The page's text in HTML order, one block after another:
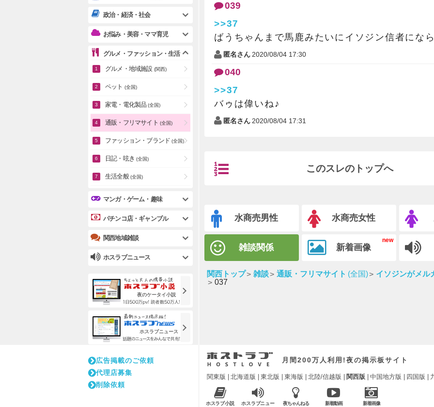
039
>>37
ばうちゃんまで馬鹿みたいにイソジン信者にな
匿名さん2020/08/04 17:30
040
>>37
バゥは偉いね♪
匿名さん 2020/08/04 17:31
このスレのトップへ
水商売男性 水商売女性
雑談関係 新着画像
関西トップ 雑談 通販・フリマサイト (全国)
イソジンがメル
037
月間200万人利用!夜の掲示板サイト
関東版 北海道版 東北版 東海版 北陸/信越版 関西版 中国地方版 四国版
ホスラブ小説
ホスラブニュー
夜ちゃんねる 新着動画 新着画像
政治・経済・社会
お悩み・美容・ママ育児
グルメ・ファッション・生活
グルメ・地域施設 (関西)
ペット (全国)
家電・電化製品 (全国)
通販・フリマサイト (全国)
ファッション・ブランド (全国)
日記・呟き (全国)
生活全般 (全国)
マンガ・ゲーム・趣味
パチンコ店・ギャンブル
関西地域雑談
ホスラブニュース
夜のケータイ小説
ホスラブニュース
広告掲載のご依頼
代理店募集
削除依頼